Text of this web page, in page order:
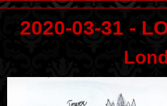
2020-03-31 -